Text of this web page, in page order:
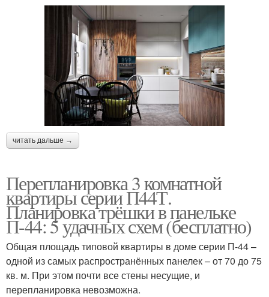
читать дальше →
Перепланировка 3 комнатной
квартиры серии П44Т.
Планировка трёшки в панельке
П-44: 5 удачных схем (бесплатно)
Общая площадь типовой квартиры в доме серии П-44 –
одной из самых распространённых панелек – от 70 до 75
кв. м. При этом почти все стены несущие, и
перепланировка невозможна.